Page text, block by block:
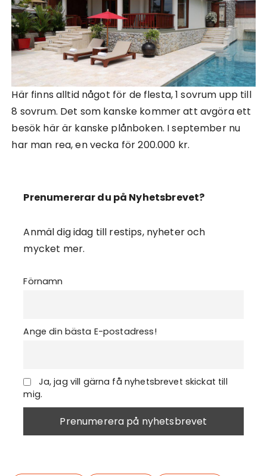
Här finns alltid något för de flesta, 1 sovrum upp till
8 sovrum. Det som kanske kommer att avgöra ett
besök här är kanske plånboken. I september nu
har man rea, en vecka för 200.000 kr.
Prenumererar du på Nyhetsbrevet?
Anmäl dig idag till restips, nyheter och
mycket mer.
Förnamn
Ange din bästa E-postadress!
Ja, jag vill gärna få nyhetsbrevet skickat till
mig.